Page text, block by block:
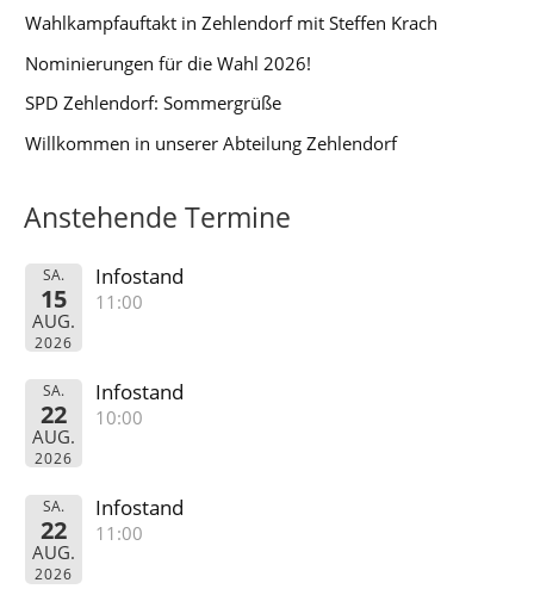
Wahlkampfauftakt in Zehlendorf mit Steffen Krach
Nominierungen für die Wahl 2026!
SPD Zehlendorf: Sommergrüße
Willkommen in unserer Abteilung Zehlendorf
Anstehende Termine
SA.
15
AUG.
2026
Infostand
11:00
SA.
22
AUG.
2026
Infostand
10:00
SA.
22
AUG.
2026
Infostand
11:00